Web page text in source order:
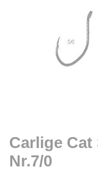
Carlige Cat
Nr.7/0